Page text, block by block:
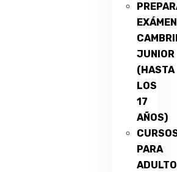
JUNIOR
(HASTA
LOS
17
AÑOS)
PARA